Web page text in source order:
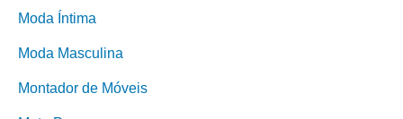
Moda Íntima
Moda Masculina
Montador de Móveis